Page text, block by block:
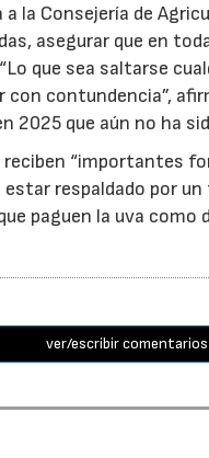
la Consejería de
asegurar que en
que sea saltarse
contundencia”,
2025 que aún no ha
“importantes
respaldado por
paguen la uva
ver/escribir comentarios